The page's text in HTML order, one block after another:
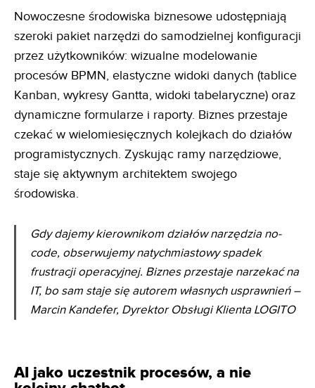
Nowoczesne środowiska biznesowe udostępniają
szeroki pakiet narzędzi do samodzielnej konfiguracji
przez użytkowników: wizualne modelowanie
procesów BPMN, elastyczne widoki danych (tablice
Kanban, wykresy Gantta, widoki tabelaryczne) oraz
dynamiczne formularze i raporty. Biznes przestaje
czekać w wielomiesięcznych kolejkach do działów
programistycznych. Zyskując ramy narzędziowe,
staje się aktywnym architektem swojego
środowiska.
Gdy dajemy kierownikom działów narzędzia no-
code, obserwujemy natychmiastowy spadek
frustracji operacyjnej. Biznes przestaje narzekać na
IT, bo sam staje się autorem własnych usprawnień–
Marcin Kandefer, Dyrektor Obsługi Klienta LOGITO
AI jako uczestnik procesów, a nie